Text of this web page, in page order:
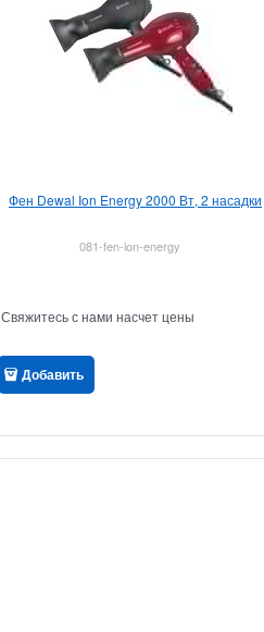
Фен Dewal Ion Energy 2000 Вт, 2 насадки
081-fen-ion-energy
Свяжитесь с нами насчет цены
Добавить